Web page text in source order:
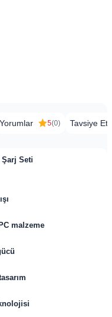
Yorumlar 5(0) Tavsiye Et
Seti
malzeme